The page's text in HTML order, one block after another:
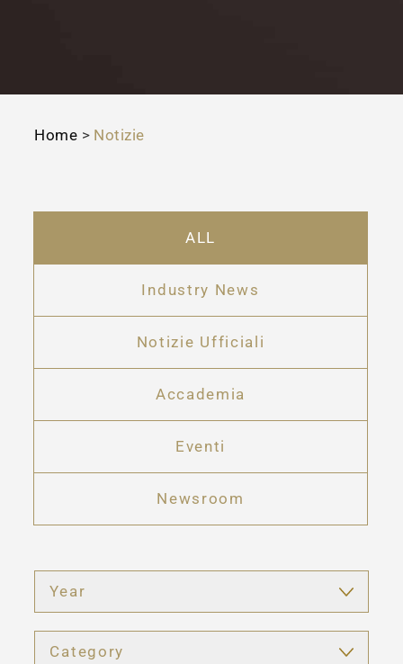
Home > Notizie
ALL
Industry News
Notizie Ufficiali
Accademia
Eventi
Newsroom
Year
Category